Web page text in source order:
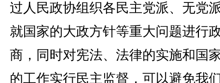
过人民政协组织各民主党派、无党
就国家的大政方针等重大问题进行
商，同时对宪法、法律的实施和国
的工作实行民主监督，可以避免我